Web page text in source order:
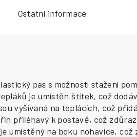
Ostatní informace
pas s možností stažení
je umístěn štítek, což
vyšívaná na teplácích, což
přiléhavý k postavě, což
umístěný na boku nohavice,